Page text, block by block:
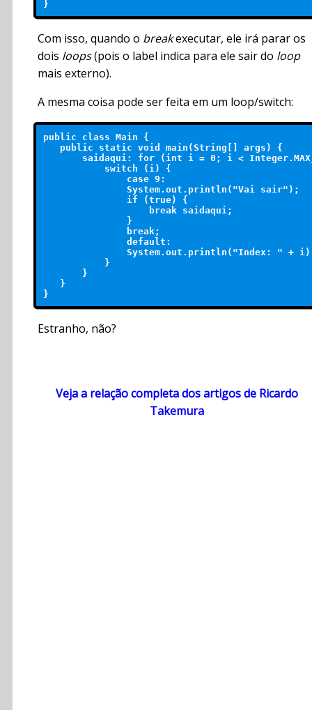
Com isso, quando o breakexecutar, ele irá parar os
dois loops(pois o label indica para ele sair do loop
mais externo).
A mesma coisa pode ser feita em um loop/switch:
public class Main {
   public static void main(String[] args) {
saidaqui: for (int i = 0; i <
           switch (i) {
               case 9:
               System.out.println("Vai sair");
               if (true) {
                   break saidaqui;
               }
               break;
               default:
System.out.println("Index: " +
           }
       }
   }
Estranho, não?
Veja a relação completa dos artigos de Ricardo
Takemura